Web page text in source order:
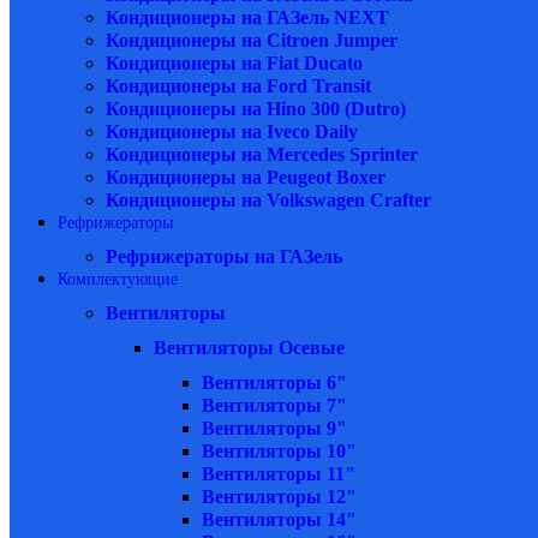
Кондиционеры на ГАЗель NEXT
Кондиционеры на Citroen Jumper
Кондиционеры на Fiat Ducato
Кондиционеры на Ford Transit
Кондиционеры на Hino 300 (Dutro)
Кондиционеры на Iveco Daily
Кондиционеры на Mercedes Sprinter
Кондиционеры на Peugeot Boxer
Кондиционеры на Volkswagen Crafter
Рефрижераторы
Рефрижераторы на ГАЗель
Комплектующие
Вентиляторы
Вентиляторы Осевые
Вентиляторы 6"
Вентиляторы 7"
Вентиляторы 9"
Вентиляторы 10"
Вентиляторы 11"
Вентиляторы 12"
Вентиляторы 14"